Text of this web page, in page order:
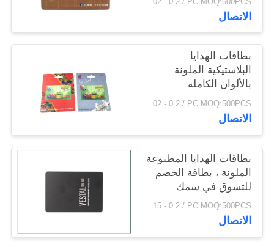
مغلفة
USD0.02 - 0.2 / PC MOQ:500PCS
الاتصال
بطاقات الهدايا
البلاستيكية الملونة
بالألوان الكاملة
USD0.02 - 0.2 / PC MOQ:500PCS
الاتصال
بطاقات الهدايا المطبوعة
الملونة ، بطاقة الخصم
للتسوق في سمك
مختلف
USD0.015 - 0.2 / PC MOQ:500PCS
الاتصال